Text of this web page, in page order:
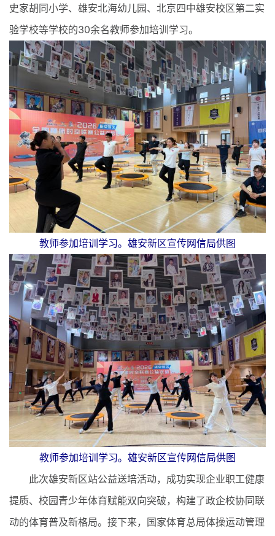
史家胡同小学、雄安北海幼儿园、北京四中雄安校区第二实
验学校等学校的30余名教师参加培训学习。
教师参加培训学习。雄安新区宣传网信局供图
教师参加培训学习。雄安新区宣传网信局供图
此次雄安新区站公益送培活动，成功实现企业职工健康
提质、校园青少年体育赋能双向突破，构建了政企校协同联
动的体育普及新格局。接下来，国家体育总局体操运动管理